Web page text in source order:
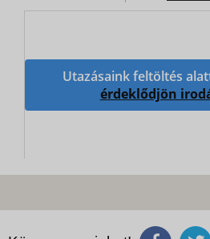
Utazásaink feltöltés
érdeklődjön